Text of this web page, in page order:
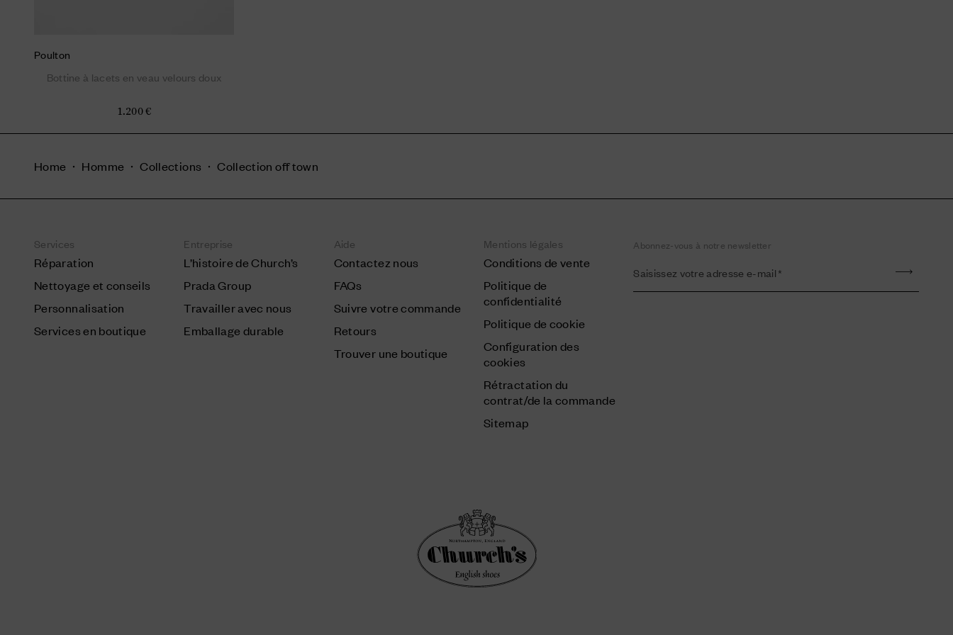
Poulton
Bottine à lacets en veau velours doux
1.200 €
Home Homme Collections Collection off town
Services
Réparation
Nettoyage et conseils
Personnalisation
Services en boutique
Entreprise
L’histoire de Church’s
Prada Group
Travailler avec nous
Emballage durable
Aide
Contactez nous
FAQs
Suivre votre commande
Retours
Trouver une boutique
Mentions légales
Conditions de vente
Politique de
confidentialité
Politique de cookie
Configuration des
cookies
Rétractation du
contrat/de la commande
Sitemap
Abonnez-vous à notre newsletter
Saisissez votre adresse e-mail